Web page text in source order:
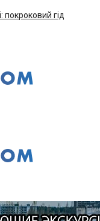
покроковий гід